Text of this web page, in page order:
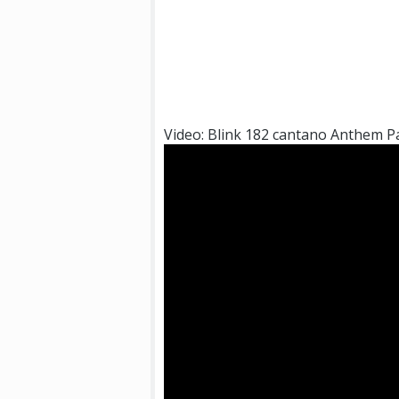
Video: Blink 182 cantano Anthem